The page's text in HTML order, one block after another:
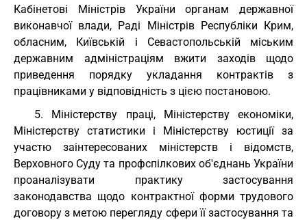
Кабінетові Міністрів України органам державної
виконавчої влади, Раді Міністрів Республіки Крим,
обласним, Київській і Севастопольській міським
державним адміністраціям вжити заходів щодо
приведення порядку укладання контрактів з
працівниками у відповідність з цією постановою.
5. Міністерству праці, Міністерству економіки,
Міністерству статистики і Міністерству юстиції за
участю заінтересованих міністерств і відомств,
Верховного Суду та профспілкових об'єднань України
проаналізувати практику застосування
законодавства щодо контрактної форми трудового
договору з метою перегляду сфери її застосування та